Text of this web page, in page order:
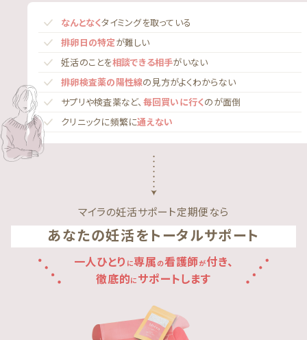
なんとなくタイミングを取っている
排卵日の特定が難しい
妊活のことを相談できる相手がいない
排卵検査薬の陽性線の見方がよくわからない
サプリや検査薬など、 毎回買いに行くのが面倒
クリニックに頻繁に通えない
マイラの妊活サポート定期便なら
あなたの妊活をトータルサポート
一人ひとり に専属 の看護師が付き、
徹底的に サポートします